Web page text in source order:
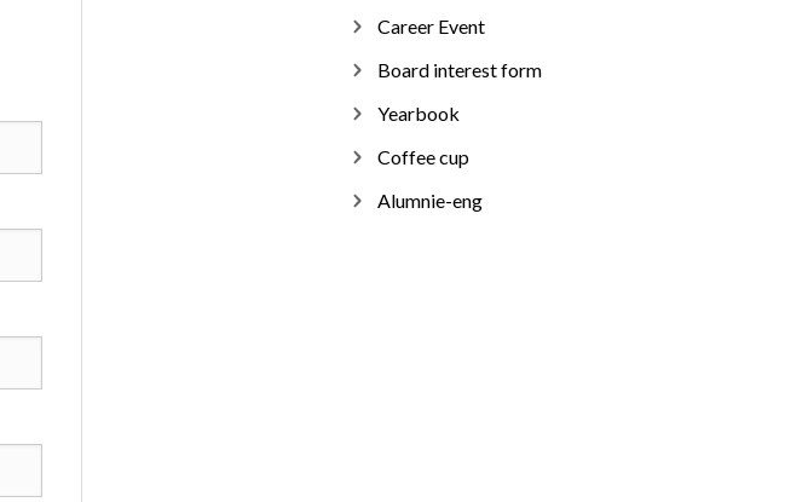
Career Event
Board interest form
Yearbook
Coffee cup
Alumnie-eng